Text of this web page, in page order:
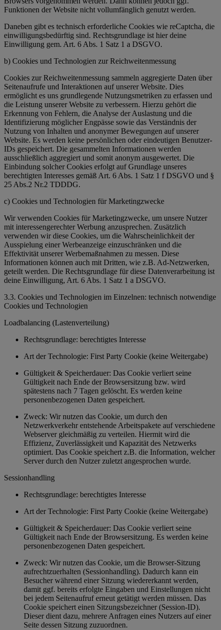
Funktionen der Website nicht vollumfänglich genutzt werden.
Daneben gibt es technisch erforderliche Cookies wie reCaptcha, die
einwilligungsbedürftig sind. Rechtsgrundlage ist hier deine
Einwilligung gem. Art. 6 Abs. 1 Satz 1 a DSGVO.
b) Cookies und Technologien zur Reichweitenmessung
Cookies zur Reichweitenmessung sammeln aggregierte Daten über
Seitenaufrufe und Interaktionen auf unserer Website. Dies
ermöglicht es uns grundlegende Nutzungsmetriken zu erfassen und
die Leistung unserer Website zu verbessern. Hierzu gehört die
Erkennung von Fehlern, die Analyse der Auslastung und die
Identifizierung möglicher Engpässe sowie das Verständnis der
Nutzung von Inhalten und anonymer Bewegungen auf unserer
Website. Es werden keine persönlichen oder eindeutigen Benutzer-
IDs gespeichert. Die gesammelten Informationen werden
ausschließlich aggregiert und somit anonym ausgewertet. Die
Einbindung solcher Cookies erfolgt auf Grundlage unseres
berechtigten Interesses gemäß Art. 6 Abs. 1 Satz 1 f DSGVO und §
25 Abs.2 Nr.2 TDDDG.
c) Cookies und Technologien für Marketingzwecke
Wir verwenden Cookies für Marketingzwecke, um unsere Nutzer
mit interessengerechter Werbung anzusprechen. Zusätzlich
verwenden wir diese Cookies, um die Wahrscheinlichkeit der
Ausspielung einer Werbeanzeige einzuschränken und die
Effektivität unserer Werbemaßnahmen zu messen. Diese
Informationen können auch mit Dritten, wie z.B. Ad-Netzwerken,
geteilt werden. Die Rechtsgrundlage für diese Datenverarbeitung ist
deine Einwilligung, Art. 6 Abs. 1 Satz 1 a DSGVO.
3.3. Cookies und Technologien im Einzelnen: technisch notwendige
Cookies und Technologien
Loadbalancing (Lastenverteilung)
Rechtsgrundlage: berechtigtes Interesse
Art der Technologie: First Party Cookie (keine Weitergabe)
Gültigkeit & Speicherdauer: Das Cookie verliert seine
Gültigkeit nach Ende der Browsersitzung bzw. wird
spätestens nach 7 Tagen gelöscht. Es werden keine
personenbezogenen Daten gespeichert.
Zweck: Wir nutzen das Cookie, um durch den
Netzwerkverkehr entstehende Arbeitspakete auf verschiedene
Webserver gleichmäßig zu verteilen. Hiermit wird die
Effizienz, Zuverlässigkeit und Kapazität des Netzwerks
optimiert. Das Cookie speichert z.B. die Information, welcher
Server durch den Nutzer zuletzt angesprochen wurde.
Sessionhandling
Rechtsgrundlage: berechtigtes Interesse
Art der Technologie: First Party Cookie (keine Weitergabe)
Gültigkeit & Speicherdauer: Das Cookie verliert seine
Gültigkeit nach Ende der Browsersitzung. Es werden keine
personenbezogenen Daten gespeichert.
Zweck: Wir nutzen das Cookie, um die Browser-Sitzung
aufrechtzuerhalten (Sessionhandling). Dadurch kann ein
Besucher während einer Sitzung wiedererkannt werden,
damit ggf. bereits erfolgte Eingaben und Einstellungen nicht
bei jedem Seitenaufruf erneut getätigt werden müssen. Das
Cookie speichert einen Sitzungsbezeichner (Session-ID).
Dieser dient dazu, mehrere Anfragen eines Nutzers auf einer
Seite dessen Sitzung zuzuordnen.